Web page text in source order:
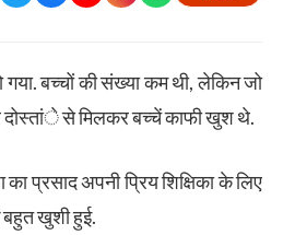
बच्चों की संख्या कम थी, लेकिन जो
दोस्तांे से मिलकर बच्चें काफी खुश थे.
प्रसाद अपनी प्रिय शिक्षिका के लिए
बहुत खुशी हुई.